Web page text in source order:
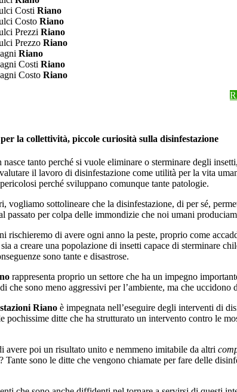
Costi Riano
Costo Riano
Prezzi Riano
Prezzo Riano
Riano
Costi Riano
Costo Riano
la collettività, piccole curiosità sulla disinfestazione
tanto perché si vuole eliminare o sterminare degli
il lavoro di disinfestazione come utilità per la vita
perché sviluppano comunque tante patologie.
vogliamo sottolineare che la disinfestazione, di per sé,
passato per colpa delle immondizie che noi umani
rischieremo di avere ogni anno la peste, proprio come
a creare una popolazione di insetti capace di sterminare
sono tante e disastrose.
rappresenta proprio un settore che ha un impegno
che sono meno aggressivi per l’ambiente, ma che uccidono
Riano è impegnata nell’eseguire degli interventi di
pochissime ditte che ha strutturato un intervento contro le
avere poi un risultato unito e nemmeno imitabile da altri
Tante sono le ditte che vengono chiamate per fare delle